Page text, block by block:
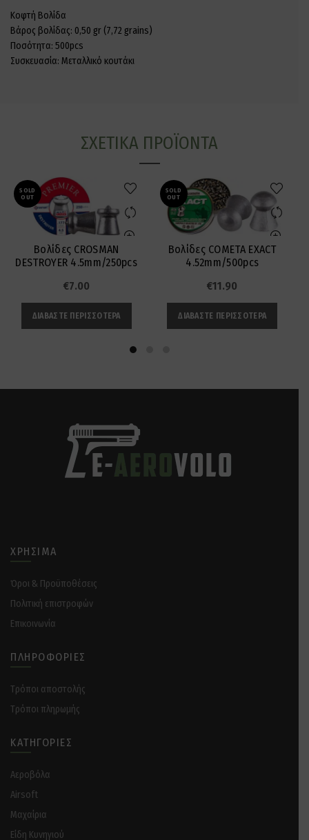
Κοφτή Βολίδα
Βάρος βολίδας: 0,50 gr (7,72 grains)
Ποσότητα: 500pcs
Συσκευασία: Μεταλλικό κουτάκι
ΣΧΕΤΙΚΆ ΠΡΟΪΌΝΤΑ
SOLD
OUT
Βολίδες CROSMAN
DESTROYER 4.5mm/250pcs
€7.00
ΔΙΑΒΆΣΤΕ ΠΕΡΙΣΣΌΤΕΡΑ
SOLD
OUT
Βολίδες COMETA EXACT
4.52mm/500pcs
€11.90
ΔΙΑΒΆΣΤΕ ΠΕΡΙΣΣΌΤΕΡΑ
ΧΡΉΣΙΜΑ
Όροι & Προϋποθέσεις
Πολιτική επιστροφών
Επικοινωνία
ΠΛΗΡΟΦΟΡΊΕΣ
Tρόποι αποστολής
Tρόποι πληρωμής
ΚΑΤΗΓΟΡΊΕΣ
Αεροβόλα
Airsoft
Μαχαίρια
Είδη Κυνηγιού